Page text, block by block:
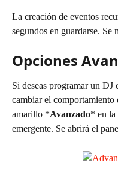
La creación de eventos
segundos en guardarse. Se
Opciones
Si deseas programar un
cambiar el comportamiento
amarillo *Avanzado* en la
emergente. Se abrirá el